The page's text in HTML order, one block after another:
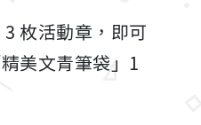
枚活動章，即可
美文青筆袋」1